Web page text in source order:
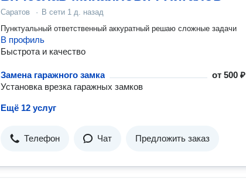
Саратов · В сети 1 д. назад
Пунктуальный ответственный аккуратный решаю сложные задачи
В профиль
Быстрота и качество
Замена гаражного замка от500 ₽
Установка врезка гаражных замков
Ещё 12 услуг
Телефон Чат Предложить заказ